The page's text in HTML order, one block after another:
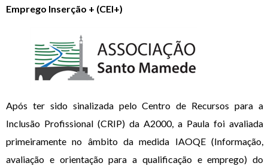
Emprego Inserção + (CEI+)
Após ter sido sinalizada pelo Centro de Recursos para a
Inclusão Profissional (CRIP) da A2000, a Paula foi avaliada
primeiramente no âmbito da medida IAOQE (Informação,
avaliação e orientação para a qualificação e emprego) do